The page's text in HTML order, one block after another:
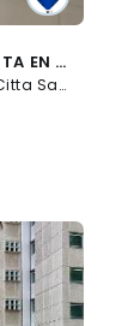
DEPARTAMENTO EN VENTA EN CITTA SAN JERÓNIMO, OLIVAR DE LOS PADRES ( 546845 ) ( 3 RECÁMARAS, 3.5 BAÑOS, 156M2 )
Avenida de los Tanques Citta San Jerónimo S/N, Olivar de los Padres, Álvaro Obregón